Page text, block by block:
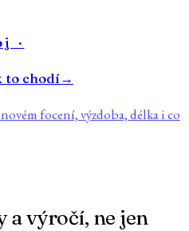
·
to chodí→
focení, výzdoba, délka i co
a výročí, ne jen